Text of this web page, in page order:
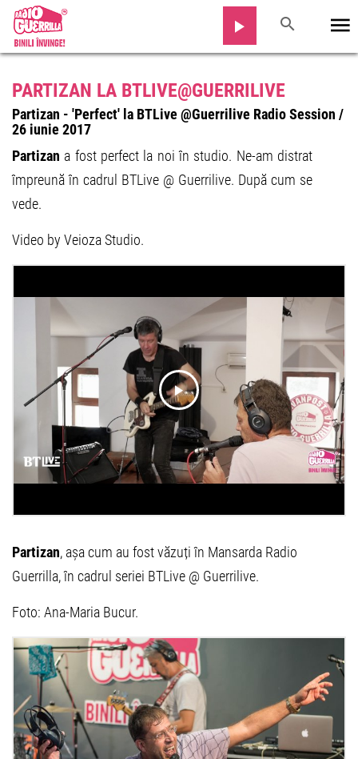
PARTIZAN LA BTLIVE@GUERRILIVE
Partizan - 'Perfect' la BTLive @Guerrilive Radio Session /
26 iunie 2017
Partizan a fost perfect la noi în studio. Ne-am distrat
împreună în cadrul BTLive @ Guerrilive. După cum se
vede.
Video by Veioza Studio.
Partizan, așa cum au fost văzuți în Mansarda Radio
Guerrilla, în cadrul seriei BTLive @ Guerrilive.
Foto: Ana-Maria Bucur.